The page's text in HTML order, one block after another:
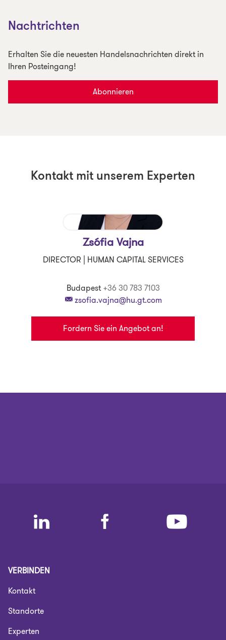
Nachtrichten
Erhalten Sie die neuesten Handelsnachrichten direkt in
Ihren Posteingang!
Abonnieren
Kontakt mit unserem Experten
Zsófia Vajna
DIRECTOR | HUMAN CAPITAL SERVICES
Budapest +36 30 783 7103
zsofia.vajna@hu.gt.com
Fordern Sie ein Angebot an!
VERBINDEN
Kontakt
Standorte
Experten